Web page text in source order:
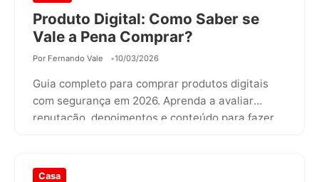
Produto Digital: Como Saber se
Vale a Pena Comprar?
Por Fernando Vale 10/03/2026
Guia completo para comprar produtos digitais
com segurança em 2026. Aprenda a avaliar
reputação, depoimentos e conteúdo para fazer
Casa